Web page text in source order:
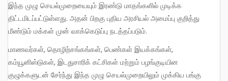
இந்த முழு செயல்முறையையும் இரண்டு மாதங்களில் முடிக்க
திட்டமிடப்பட்டுள்ளது. அதன் பிறகு புதிய அரசியல் அமைப்பு குறித்து
மீண்டும் மக்கள் முன் வாக்கெடுப்பு நடத்தப்படும்.
மாணவர்கள், தொழிற்சங்கங்கள், பெண்கள் இயக்கங்கள்,
கம்யூனிஸ்டுகள், இடதுசாரிக் கட்சிகள் மற்றும் பழங்குடியின
குழுக்களுடன் சேர்ந்து இந்த முழு செயல்முறையிலும் முக்கிய பங்கு